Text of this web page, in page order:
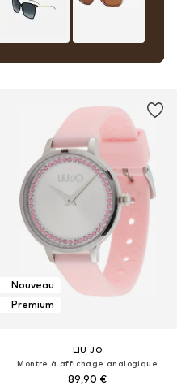
Nouveau
Premium
LIU JO
Montre à affichage analogique
89,90 €